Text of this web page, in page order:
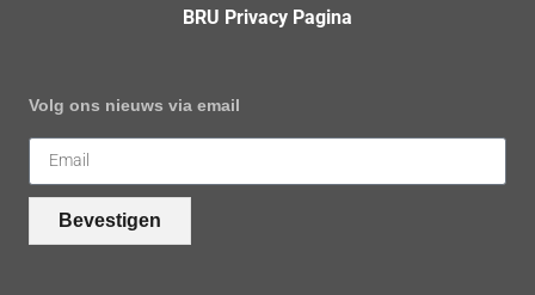
BRU Privacy Pagina
Volg ons nieuws via email
Bevestigen